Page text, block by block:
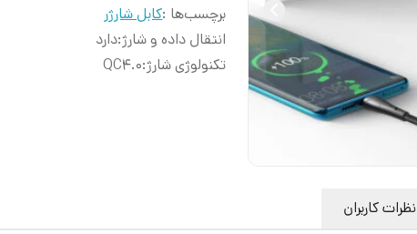
برچسب‌ها :کابل شارژر
انتقال داده و شارژ:دارد
تکنولوژی شارژ:
QC4.0
نظرات کاربران